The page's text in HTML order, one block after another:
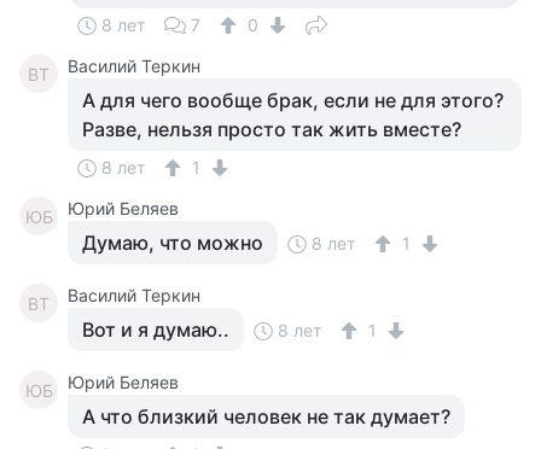
8 лет 7 0
ВТ Василий Теркин
А для чего вообще брак, если не для этого?
Разве, нельзя просто так жить вместе?
8 лет 1
ЮБ Юрий Беляев
Думаю, что можно 8 лет 1
ВТ Василий Теркин
Вот и я думаю.. 8 лет 1
ЮБ Юрий Беляев
А что близкий человек не так думает?